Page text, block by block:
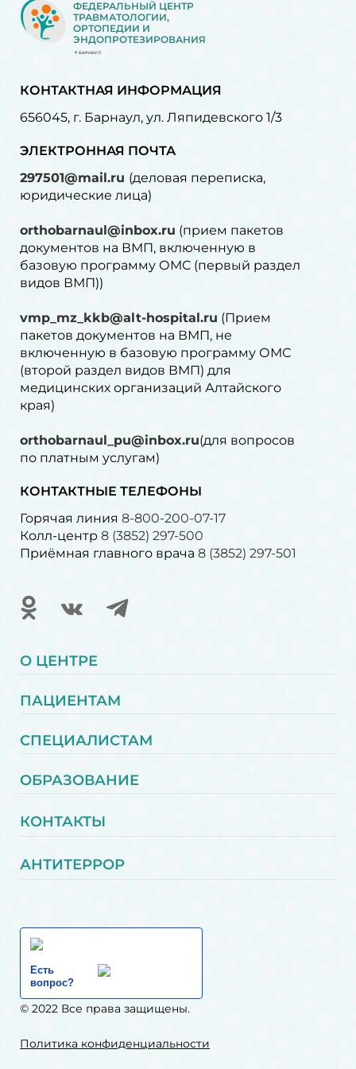
ФЕДЕРАЛЬНЫЙ ЦЕНТР
ТРАВМАТОЛОГИИ,
ОРТОПЕДИИ И
ЭНДОПРОТЕЗИРОВАНИЯ
БАРНАУЛ
КОНТАКТНАЯ ИНФОРМАЦИЯ
656045, г. Барнаул, ул. Ляпидевского 1/3
ЭЛЕКТРОННАЯ ПОЧТА
297501@mail.ru (деловая переписка,
юридические лица)
orthobarnaul@inbox.ru (прием пакетов
документов на ВМП, включенную в
базовую программу ОМС (первый раздел
видов ВМП))
vmp_mz_kkb@alt-hospital.ru (Прием
пакетов документов на ВМП, не
включенную в базовую программу ОМС
(второй раздел видов ВМП) для
медицинских организаций Алтайского
края)
orthobarnaul_pu@inbox.ru(для вопросов
по платным услугам)⁠
КОНТАКТНЫЕ ТЕЛЕФОНЫ
Горячая линия 8-800-200-07-17
Колл-центр 8 (3852) 297-500
Приёмная главного врача 8 (3852) 297-501
О ЦЕНТРЕ
ПАЦИЕНТАМ
СПЕЦИАЛИСТАМ
ОБРАЗОВАНИЕ
КОНТАКТЫ
АНТИТЕРРОР
Есть
вопрос?
© 2022 Все права защищены.
Политика конфиденциальности